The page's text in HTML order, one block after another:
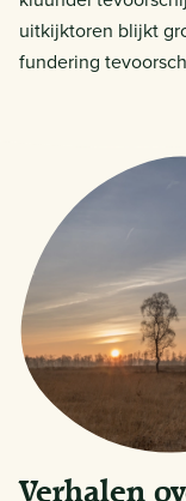
uitkijktoren blijkt
fundering
Verhalen